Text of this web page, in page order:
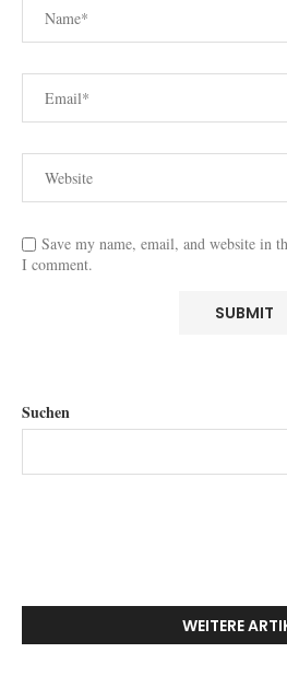
Save my name, email, and website in
I comment.
Suchen
WEITERE